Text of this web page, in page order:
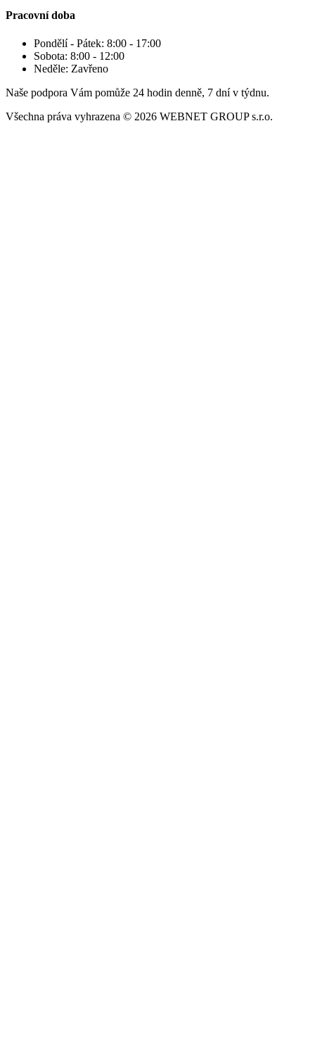
Pracovní doba
Pondělí - Pátek: 8:00 - 17:00
Sobota: 8:00 - 12:00
Neděle: Zavřeno
Naše podpora Vám pomůže 24 hodin denně, 7 dní v týdnu.
Všechna práva vyhrazena © 2026 WEBNET GROUP s.r.o.